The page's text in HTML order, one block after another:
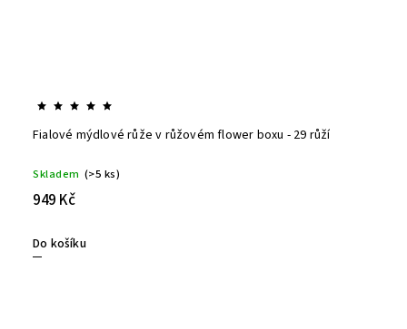
Fialové mýdlové růže v růžovém flower boxu - 29 růží
Skladem (>5 ks)
949 Kč
Do košíku